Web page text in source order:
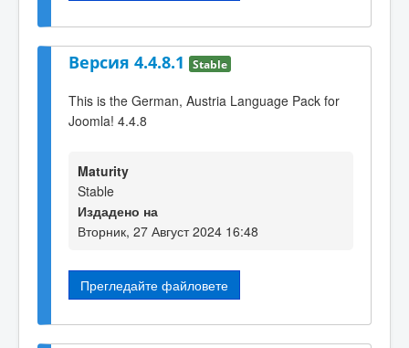
Версия 4.4.8.1 Stable
This is the German, Austria Language Pack for
Joomla! 4.4.8
Maturity
Stable
Издадено на
Вторник, 27 Август 2024 16:48
Прегледайте файловете